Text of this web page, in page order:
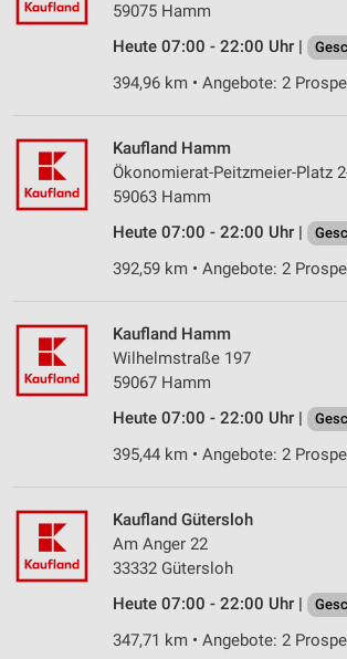
59075 Hamm
Heute 07:00 - 22:00 Uhr |
394,96 km • Angebote: 2
Kaufland Hamm
Ökonomierat-Peitzmeier-Platz
59063 Hamm
Heute 07:00 - 22:00 Uhr |
392,59 km • Angebote: 2
Kaufland Hamm
Wilhelmstraße 197
59067 Hamm
Heute 07:00 - 22:00 Uhr |
395,44 km • Angebote: 2
Kaufland Gütersloh
Am Anger 22
33332 Gütersloh
Heute 07:00 - 22:00 Uhr |
347,71 km • Angebote: 2